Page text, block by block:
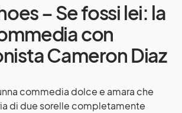
– Se fossi lei: la
con
Cameron Diaz
commedia dolce e amara che
di due sorelle completamente